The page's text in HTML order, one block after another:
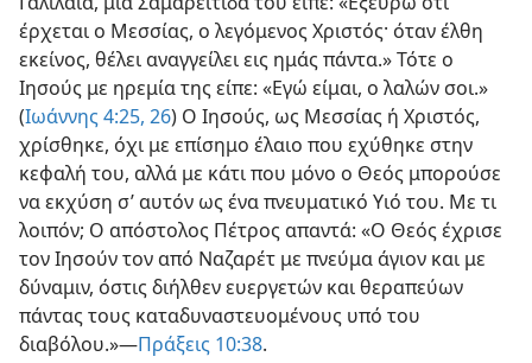
έρχεται ο Μεσσίας, ο λεγόμενος Χριστός· όταν έλθη
εκείνος, θέλει αναγγείλει εις ημάς πάντα.» Τότε ο
Ιησούς με ηρεμία της είπε: «Εγώ είμαι, ο λαλών σοι.»
(Ιωάννης 4:25, 26) Ο Ιησούς, ως Μεσσίας ή Χριστός,
χρίσθηκε, όχι με επίσημο έλαιο που εχύθηκε στην
κεφαλή του, αλλά με κάτι που μόνο ο Θεός μπορούσε
να εκχύση σ’ αυτόν ως ένα πνευματικό Υιό του. Με τι
λοιπόν; Ο απόστολος Πέτρος απαντά: «Ο Θεός έχρισε
τον Ιησούν τον από Ναζαρέτ με πνεύμα άγιον και με
δύναμιν, όστις διήλθεν ευεργετών και θεραπεύων
πάντας τους καταδυναστευομένους υπό του
διαβόλου.»—Πράξεις 10:38.